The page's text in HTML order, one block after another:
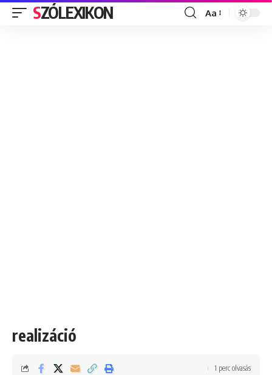
SZÓLEXIKON
Font
Aa
realizáció
1 perc olvasás